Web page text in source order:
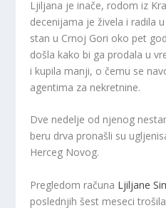
Ljiljana je inače, rodom iz
decenijama je živela i radila
stan u Crnoj Gori oko pet
došla kako bi ga prodala u
i kupila manji, o čemu se
agentima za nekretnine.
Dve nedelje od njenog
beru drva pronašli su
Herceg Novog.
Pregledom računa Ljiljane
poslednjih šest meseci